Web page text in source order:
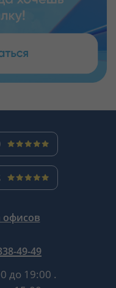
офисов
49-49
до 19:00 .